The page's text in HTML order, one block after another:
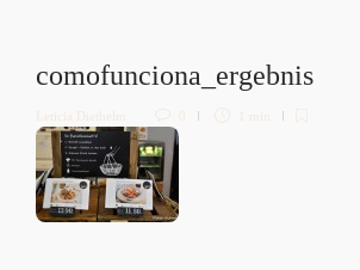
comofunciona_ergebnis
Letícia Diethelm 0 1 min